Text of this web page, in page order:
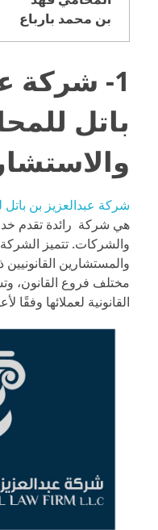
بن محمد بارباع
1- شركة
باتل
شركة عبدالعزيز بن باتل
هي شركة رائدة تقدم
والشركات. تتميز
والمستشارين
مختلف فروع القانون،
القانونية لعملائها وفقًا